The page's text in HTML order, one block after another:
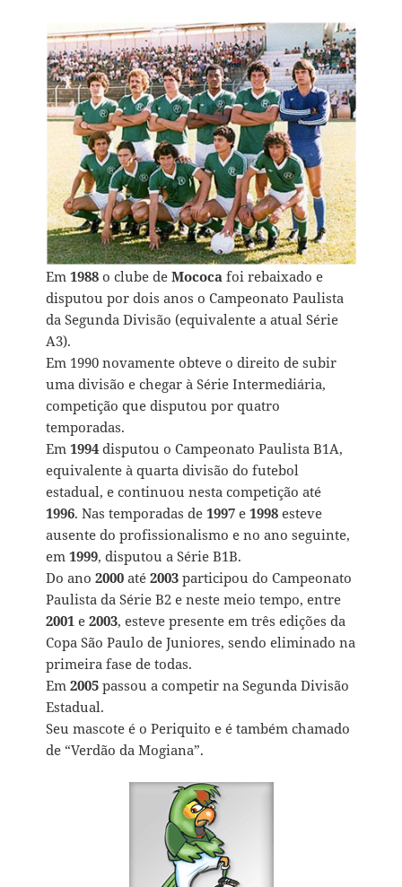
Em1988 o clube deMococa foi rebaixado e
disputou por dois anos o Campeonato Paulista
da Segunda Divisão (equivalente a atual Série
A3).
Em 1990 novamente obteve o direito de subir
uma divisão e chegar à Série Intermediária,
competição que disputou por quatro
temporadas.
Em1994 disputou o Campeonato Paulista B1A,
equivalente à quarta divisão do futebol
estadual, e continuou nesta competição até
1996. Nas temporadas de1997 e1998 esteve
ausente do profissionalismo e no ano seguinte,
em1999, disputou a Série B1B.
Do ano2000 até2003 participou do Campeonato
Paulista da Série B2 e neste meio tempo, entre
2001 e2003, esteve presente em três edições da
Copa São Paulo de Juniores, sendo eliminado na
primeira fase de todas.
Em2005 passou a competir na Segunda Divisão
Estadual.
Seu mascote é o Periquito e é também chamado
de “Verdão da Mogiana”.